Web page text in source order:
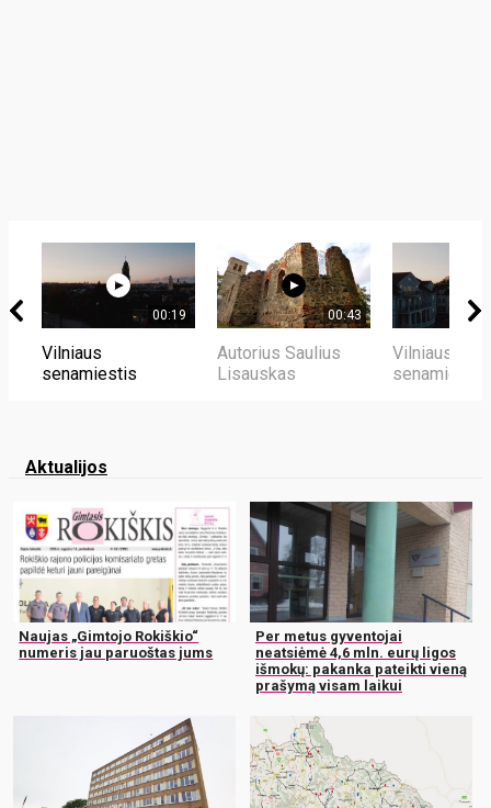
00:19
Vilniaus
senamiestis
00:43
Autorius Saulius
Lisauskas
Vilniaus
senamiestis
Aktualijos
Naujas „Gimtojo Rokiškio“
numeris jau paruoštas jums
Per metus gyventojai
neatsiėmė 4,6 mln. eurų ligos
išmokų: pakanka pateikti vieną
prašymą visam laikui